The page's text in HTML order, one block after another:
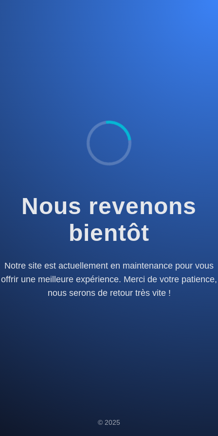
Nous revenons
bientôt
Notre site est actuellement en maintenance pour vous
offrir une meilleure expérience. Merci de votre patience,
nous serons de retour très vite !
© 2025